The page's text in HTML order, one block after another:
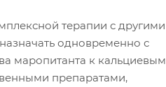
терапии с другими
одновременно с
маропитанта к кальциевым
препаратами,